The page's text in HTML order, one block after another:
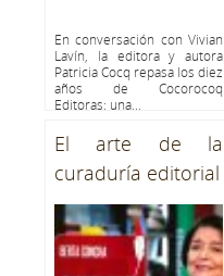
En conversación con Vivian
Lavín, la editora y autora
Patricia Cocq repasa los diez
años de Cocorocoq
Editoras: una...
El arte de la
curaduría editorial